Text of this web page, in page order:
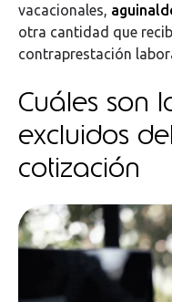
vacacionales,
otra cantidad que
contraprestación
Cuáles son
excluidos
cotización